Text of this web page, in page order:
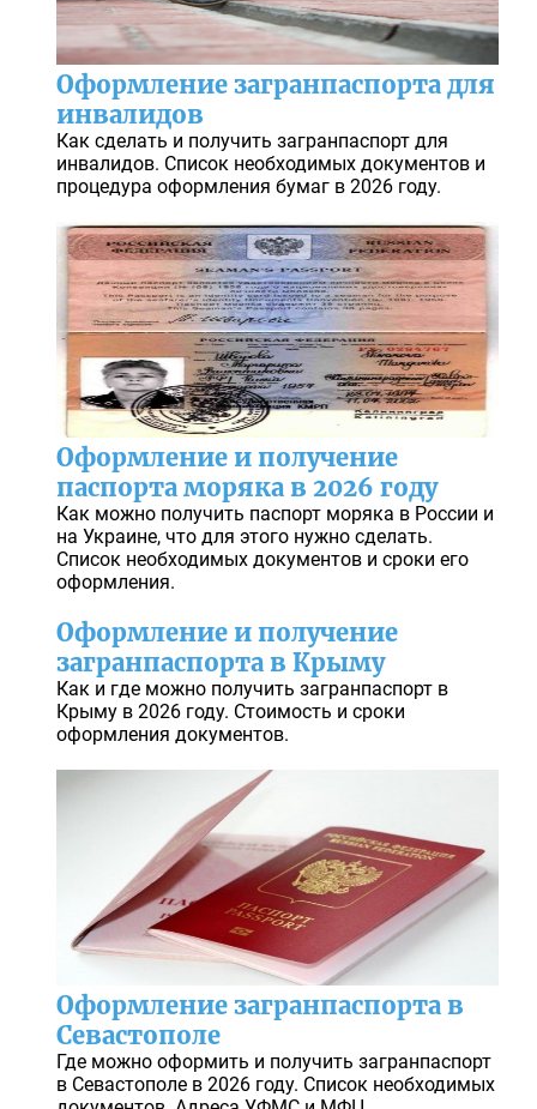
Оформление загранпаспорта для
инвалидов
Как сделать и получить загранпаспорт для
инвалидов. Список необходимых документов и
процедура оформления бумаг в 2026 году.
Оформление и получение
паспорта моряка в 2026 году
Как можно получить паспорт моряка в России и
на Украине, что для этого нужно сделать.
Список необходимых документов и сроки его
оформления.
Оформление и получение
загранпаспорта в Крыму
Как и где можно получить загранпаспорт в
Крыму в 2026 году. Стоимость и сроки
оформления документов.
Оформление загранпаспорта в
Севастополе
Где можно оформить и получить загранпаспорт
в Севастополе в 2026 году. Список необходимых